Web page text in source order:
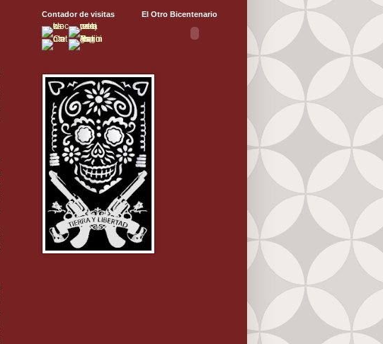
Contador de visitas El Otro Bicentenario